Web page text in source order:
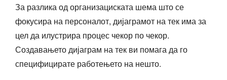
За разлика од организациската шема што се
фокусира на персоналот, дијаграмот на тек има за
цел да илустрира процес чекор по чекор.
Создавањето дијаграм на тек ви помага да го
специфицирате работењето на нешто.